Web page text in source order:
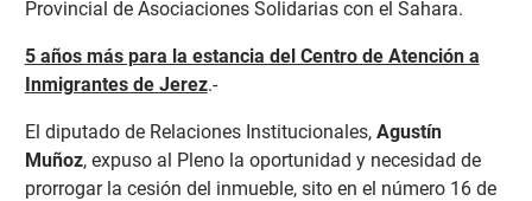
Provincial de Asociaciones Solidarias con el Sahara.
5 años más para la estancia del Centro de Atención a
Inmigrantes de Jerez.-
El diputado de Relaciones Institucionales, Agustín
Muñoz, expuso al Pleno la oportunidad y necesidad de
prorrogar la cesión del inmueble, sito en el número 16 de